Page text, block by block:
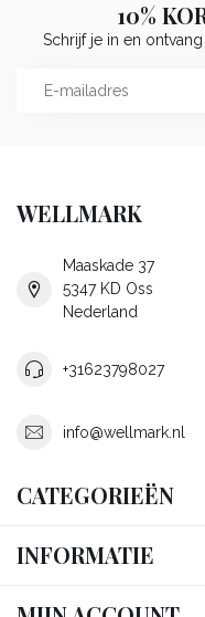
10%
Schrijf je in en
WELLMARK
Maaskade 37
5347 KD Oss
Nederland
+31623798027
info@wellmark.nl
CATEGORIEËN
INFORMATIE